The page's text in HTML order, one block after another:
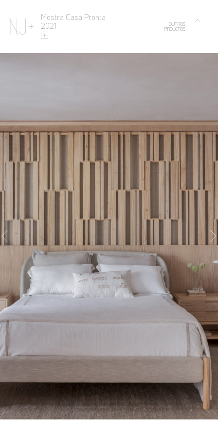
Mostra Casa Pronta
2021
OUTROS
PROJETOS